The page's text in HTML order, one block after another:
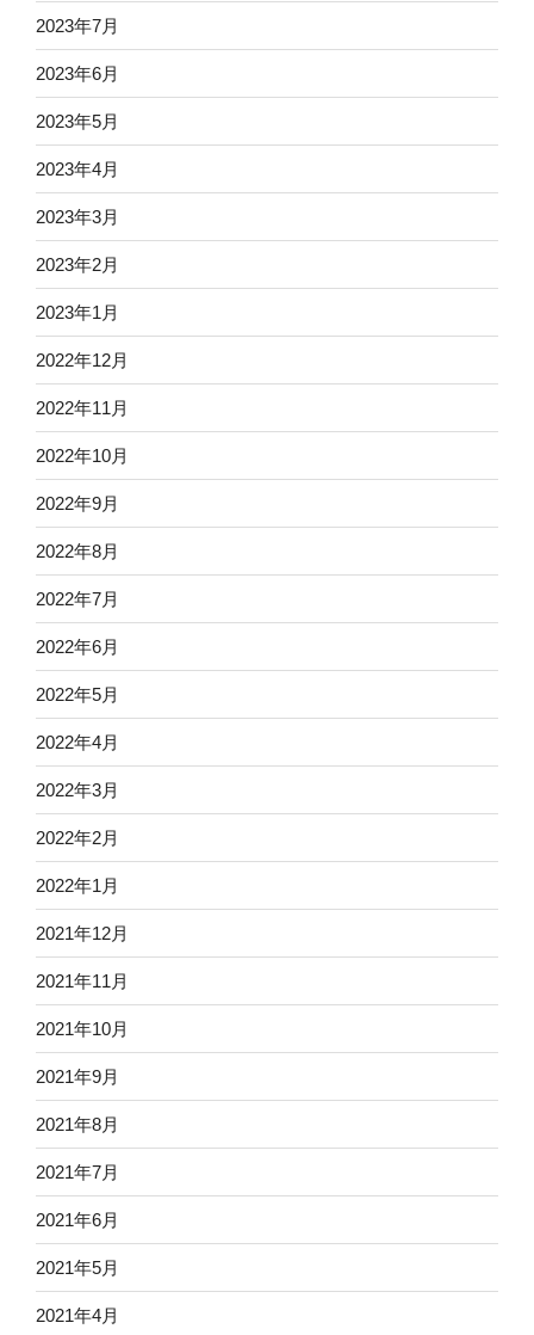
2023年7月
2023年6月
2023年5月
2023年4月
2023年3月
2023年2月
2023年1月
2022年12月
2022年11月
2022年10月
2022年9月
2022年8月
2022年7月
2022年6月
2022年5月
2022年4月
2022年3月
2022年2月
2022年1月
2021年12月
2021年11月
2021年10月
2021年9月
2021年8月
2021年7月
2021年6月
2021年5月
2021年4月